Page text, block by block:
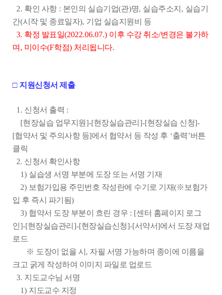
2. 확인 사항 : 본인의 실습기업(관)명, 실습주소지 , 실습기
간(시작 및 종료일자), 기업 실습지원비 등
3. 확정 발표일(2022.06.07.) 이후 수강 취소/변경은 불가하
며 , 미이수(F학점) 처리됩니다.
□ 지원신청서 제출
1. 신청서 출력 :
[현장실습 업무지원]-[현장실습관리 ]-[현장실습 신청]-
[협약서 및 주의사항 등]에서 협약서 등 작성 후 ‘출력’버튼
클릭
2. 신청서 확인사항
1) 실습생 서명 부분에 도장 또는 서명 기재
2) 보험가입용 주민번호 작성란에 수기로 기재(※ 보험가
입 후 즉시 파기됨)
3) 협약서 도장 부분이 흐린 경우 : [센 터 홈페이지 로그
인 ]-[현장실습관리 ]-[현장실습신청]-[서약서]에서 도장 재업
로드
※ 도장이 없을 시 , 자필 서명 가능하며 종이에 이름을
크고 굵게 작성하여 이미지 파일로 업로드
3. 지도교수님 서명
1) 지도교수 지정